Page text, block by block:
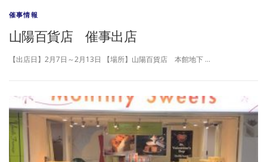
催事情報
山陽百貨店 催事出店
【出店日】2月7日～2月13日 【場所】山陽百貨店 本館地下 …